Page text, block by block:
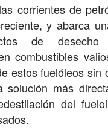
corrientes de
y abarca
de
combustibles
estos fuelóleos sin
solución más
del